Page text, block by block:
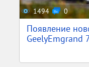
1494 0
Появление
GeelyEmgrand